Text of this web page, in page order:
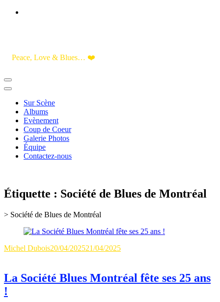
Skip
Peace, Love & Blues… ❤️
Sur Scène
Albums
Evènement
Coup de Coeur
Galerie Photos
Équipe
Contactez-nous
Étiquette : Société de Blues de Montréal
> Société de Blues de Montréal
Author
Michel DuboisUpdated
20/04/202521/04/2025
Société
Blues
La Société Blues Montréal fête ses 25 ans
!